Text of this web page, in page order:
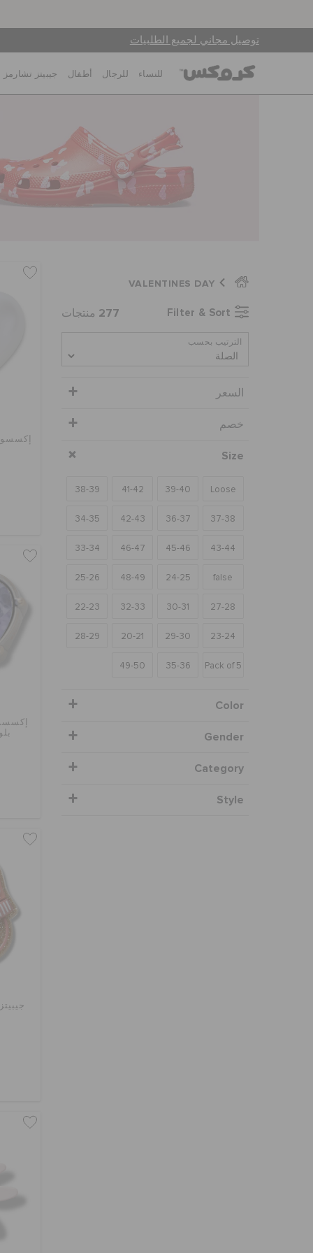
توصيل مجاني لجميع الطلبيات
للنساء للرجال أطفال جيبيتز تشارمز
VALENTINES DAY
Filter & Sort
277 منتجات
الترتيب بحسب
السعر
خصم
Size
Loose
39-40
41-42
38-39
37-38
36-37
42-43
34-35
43-44
45-46
46-47
33-34
false
24-25
48-49
25-26
27-28
30-31
32-33
22-23
23-24
29-30
20-21
28-29
Pack of 5
35-36
49-50
Color
Gender
Category
Style